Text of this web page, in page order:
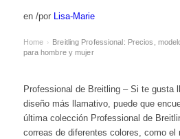
en /por Lisa-Marie
Home › Breitling Professional: Precios,
para hombre y mujer
Professional de Breitling – Si te gusta
diseño más llamativo, puede que
última colección Professional de
correas de diferentes colores, como el